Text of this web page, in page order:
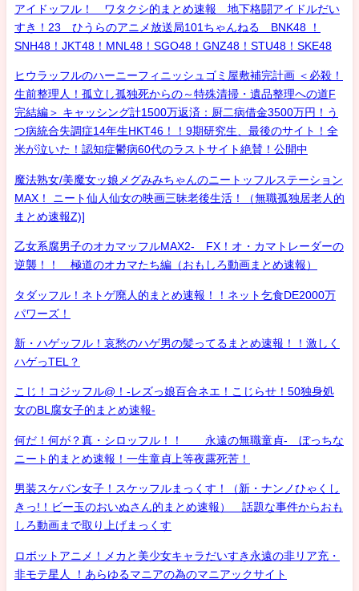
アイドッフル！ ワタクシ的まとめ速報 地下格闘アイドルだい
すき！23 ひうらのアニメ放送局101ちゃんねる BNK48 ！
SNH48！JKT48！MNL48！SGO48！GNZ48！STU48！SKE48
ヒウラッフルのハーニーフィニッシュゴミ屋敷補完計画 ＜必殺！
生前整理人！孤立し孤独死からの～特殊清掃・遺品整理への道F
完結編＞ キャッシング計1500万返済：厨二病借金3500万円！う
つ病統合失調症14年生HKT46！！9期研究生、最後のサイト！全
米が泣いた！認知症鬱病60代のラストサイト絶賛！公開中
魔法熟女/美魔女ッ娘メグみみちゃんのニートッフルステーション
MAX！ ニート仙人仙女の映画三昧老後生活！（無職孤独居老人的
まとめ速報Z)]
乙女系腐男子のオカマッフルMAX2- FX！オ・カマトレーダーの
逆襲！！ 極道のオカマたち編（おもしろ動画まとめ速報）
タダッフル！ネトゲ廃人的まとめ速報！！ネット乞食DE2000万
パワーズ！
新・ハゲッフル！哀愁のハゲ男の髪ってるまとめ速報！！激しく
ハゲっTEL？
こじ！コジッフル@！-レズっ娘百合ネエ！こじらせ！50独身処
女のBL腐女子的まとめ速報-
何だ！何が？真・シロッフル！！ 永遠の無職童貞- ぼっちな
ニート的まとめ速報！一生童貞上等夜露死苦！
男装スケバン女子！スケッフルまっくす！（新・ナンノひゃくし
きっ!！ビー玉のおいぬさん的まとめ速報） 話題な事件からおも
しろ動画まで取り上げまっくす
ロボットアニメ！メカと美少女キャラだいすき永遠の非リア充・
非モテ星人 ！あらゆるマニアの為のマニアックサイト